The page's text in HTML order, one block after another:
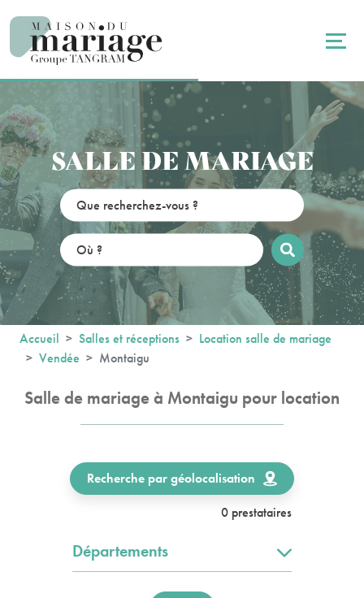
SALLE DE MARIAGE
Accueil Salles et réceptions
Location salle de mariage
Vendée
Montaigu
Salle de mariage à Montaigu pour location
Recherche par géolocalisation
0 prestataires
Départements